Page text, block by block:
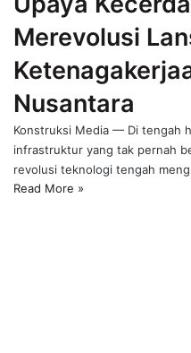
Merevolusi
Nusantara
Konstruksi Media — Di tengah
infrastruktur yang tak pernah
revolusi teknologi tengah
Read More »